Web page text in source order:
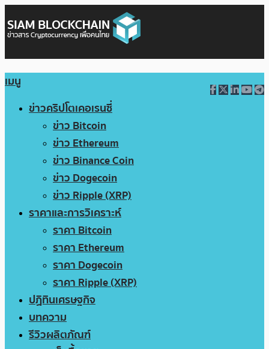
เมนู
ข่าวคริปโตเคอเรนซี่
ข่าว Bitcoin
ข่าว Ethereum
ข่าว Binance Coin
ข่าว Dogecoin
ข่าว Ripple (XRP)
ราคาและการวิเคราะห์
ราคา Bitcoin
ราคา Ethereum
ราคา Dogecoin
ราคา Ripple (XRP)
ปฏิทินเศรษฐกิจ
บทความ
รีวิวผลิตภัณฑ์